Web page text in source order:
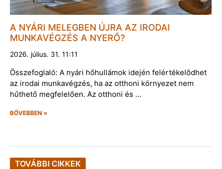
A NYÁRI MELEGBEN ÚJRA AZ IRODAI
MUNKAVÉGZÉS A NYERŐ?
2026. július. 31. 11:11
Összefoglaló: A nyári hőhullámok idején felértékelődhet
az irodai munkavégzés, ha az otthoni környezet nem
hűthető megfelelően. Az otthoni és …
BŐVEBBEN »
TOVÁBBI CIKKEK